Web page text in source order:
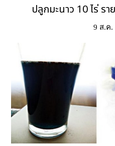
ปลูกมะนาว 10 ไร่ ร
9 ส.ค.